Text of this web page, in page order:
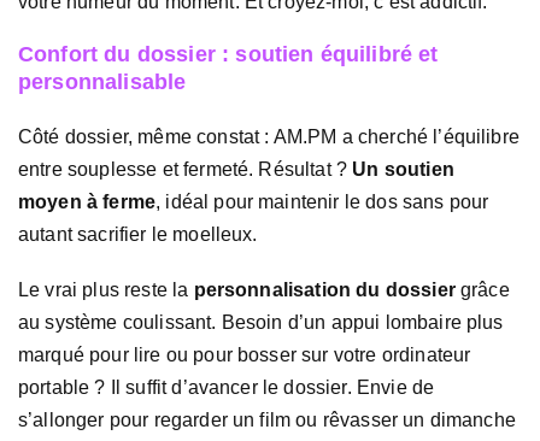
Confort du dossier : soutien équilibré et
personnalisable
Côté dossier, même constat : AM.PM a cherché l’équilibre
entre souplesse et fermeté. Résultat ? Un soutien
moyen à ferme, idéal pour maintenir le dos sans pour
autant sacrifier le moelleux.
Le vrai plus reste la personnalisation du dossiergrâce
au système coulissant. Besoin d’un appui lombaire plus
marqué pour lire ou pour bosser sur votre ordinateur
portable ? Il suffit d’avancer le dossier. Envie de
s’allonger pour regarder un film ou rêvasser un dimanche